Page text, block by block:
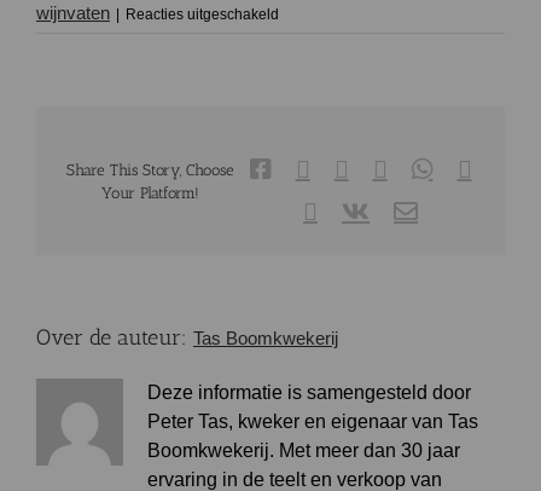
wijnvaten
Reacties uitgeschakeld
een
wijnvat
Share This Story, Choose
Your Platform!
Facebook Reddit LinkedInWhatsApp
Pinterest
E-
mail
Over de auteur: Tas Boomkwekerij
Deze informatie is samengesteld door
Peter Tas, kweker en eigenaar van Tas
Boomkwekerij. Met meer dan 30 jaar
ervaring in de teelt en verkoop van